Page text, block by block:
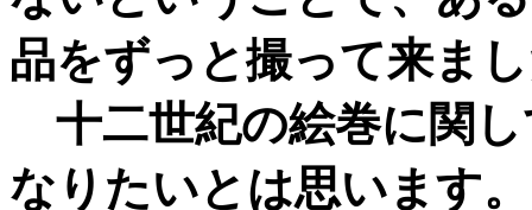
品をずっと撮って来ま
十二世紀の絵巻に関
なりたいとは思います